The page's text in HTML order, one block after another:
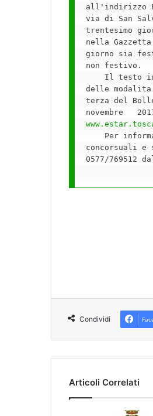
all'indirizzo
via di San
trentesimo
nella
giorno sia
non festivo.
Il testo
delle
terza del
Per
concorsuali e
0577/769512
Condividi
Articoli Correlati